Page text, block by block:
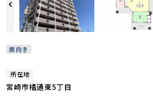
南向き
所在地
宮崎市橘通東5丁目